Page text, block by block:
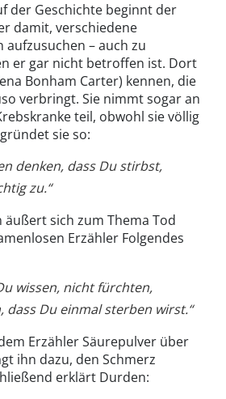
der Geschichte beginnt der
damit, verschiedene
– auch zu
er gar nicht betroffen ist. Dort
Bonham Carter) kennen, die
verbringt. Sie nimmt sogar an
teil, obwohl sie völlig
sie so:
denken, dass Du stirbst,
zu.“
äußert sich zum Thema Tod
Erzähler Folgendes
wissen, nicht fürchten,
dass Du einmal sterben wirst.“
Erzähler Säurepulver über
ihn dazu, den Schmerz
erklärt Durden: